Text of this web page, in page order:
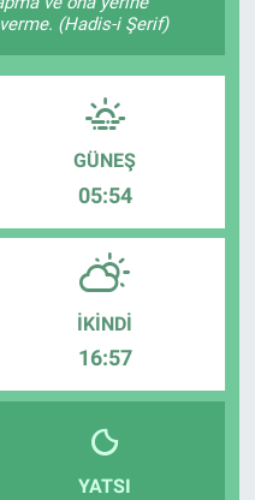
(Hadis-i Şerif)
GÜNEŞ
05:54
İKINDI
16:57
YATSI